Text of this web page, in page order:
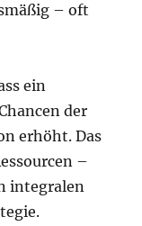
– oft
ein
der
erhöht. Das
–
integralen